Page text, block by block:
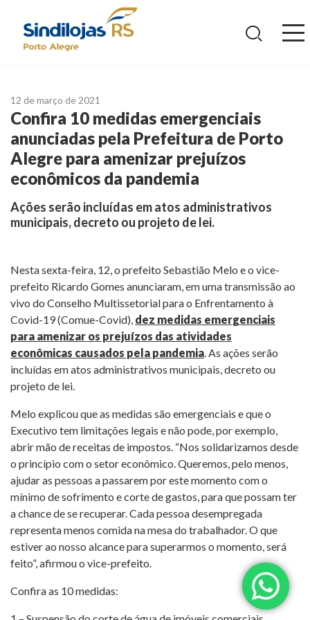
12 de março de 2021
Confira 10 medidas emergenciais
anunciadas pela Prefeitura de Porto
Alegre para amenizar prejuízos
econômicos da pandemia
Ações serão incluídas em atos administrativos
municipais, decreto ou projeto de lei.
Nesta sexta-feira, 12, o prefeito Sebastião Melo e o vice-
prefeito Ricardo Gomes anunciaram, em uma transmissão ao
vivo do Conselho Multissetorial para o Enfrentamento à
Covid-19 (Comue-Covid), dez medidas emergenciais
para amenizar os prejuízos das atividades
econômicas causados pela pandemia. As ações serão
incluídas em atos administrativos municipais, decreto ou
projeto de lei.
Melo explicou que as medidas são emergenciais e que o
Executivo tem limitações legais e não pode, por exemplo,
abrir mão de receitas de impostos. “Nos solidarizamos desde
o princípio com o setor econômico. Queremos, pelo menos,
ajudar as pessoas a passarem por este momento com o
mínimo de sofrimento e corte de gastos, para que possam ter
a chance de se recuperar. Cada pessoa desempregada
representa menos comida na mesa do trabalhador. O que
estiver ao nosso alcance para superarmos o momento, será
feito”, afirmou o vice-prefeito.
Confira as 10 medidas: